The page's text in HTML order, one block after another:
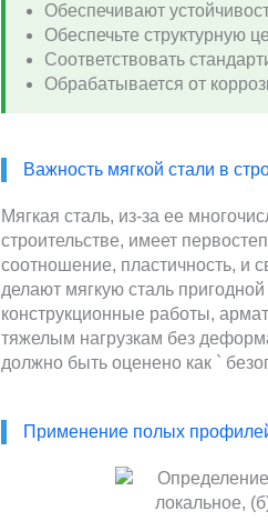
Обеспечивают
Обеспечьте структурную
Соответствовать
Обрабатывается от
Важность мягкой стали в
Мягкая сталь, из-за ее
строительстве, имеет
соотношение, пластичность, и
делают мягкую сталь
конструкционные работы,
тяжелым нагрузкам без
должно быть оценено как `
Применение полых